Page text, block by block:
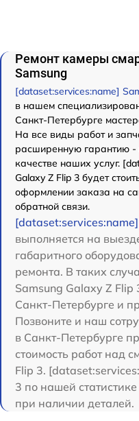
Ремонт камеры
Samsung
[dataset:services:name]
в нашем
Санкт-Петербурге
На все виды работ и
расширенную гарантию -
качестве наших услуг.
Galaxy Z Flip 3 будет
оформлении заказа на
обратной связи.
выполняется на
габаритного
ремонта. В таких
Samsung Galaxy Z Flip
Санкт-Петербурге и
Позвоните и наш
в Санкт-Петербурге
стоимость работ над
Flip 3.
3 по нашей
при наличии деталей.